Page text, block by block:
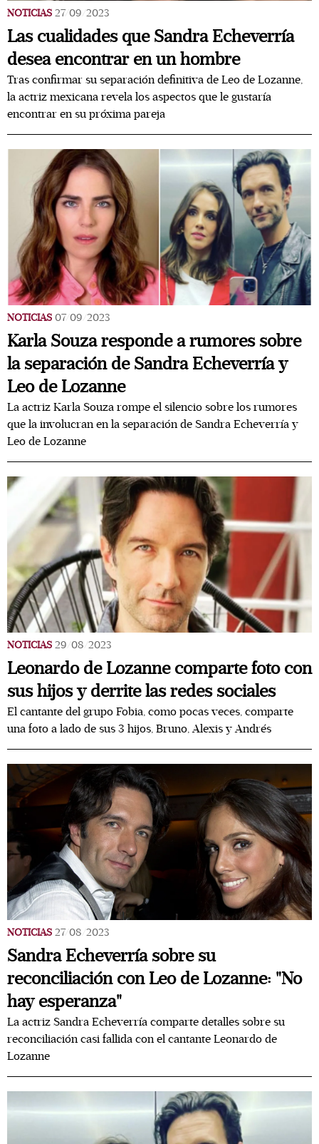
NOTICIAS 27/09/2023
Las cualidades que Sandra Echeverría
desea encontrar en un hombre
Tras confirmar su separación definitiva de Leo de Lozanne,
la actriz mexicana revela los aspectos que le gustaría
encontrar en su próxima pareja
NOTICIAS 07/09/2023
Karla Souza responde a rumores sobre
la separación de Sandra Echeverría y
Leo de Lozanne
La actriz Karla Souza rompe el silencio sobre los rumores
que la involucran en la separación de Sandra Echeverría y
Leo de Lozanne
NOTICIAS 29/08/2023
Leonardo de Lozanne comparte foto con
sus hijos y derrite las redes sociales
El cantante del grupo Fobia, como pocas veces, comparte
una foto a lado de sus 3 hijos, Bruno, Alexis y Andrés
NOTICIAS 27/08/2023
Sandra Echeverría sobre su
reconciliación con Leo de Lozanne: "No
hay esperanza"
La actriz Sandra Echeverría comparte detalles sobre su
reconciliación casi fallida con el cantante Leonardo de
Lozanne